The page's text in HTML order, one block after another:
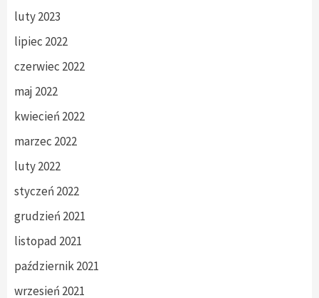
luty 2023
lipiec 2022
czerwiec 2022
maj 2022
kwiecień 2022
marzec 2022
luty 2022
styczeń 2022
grudzień 2021
listopad 2021
październik 2021
wrzesień 2021